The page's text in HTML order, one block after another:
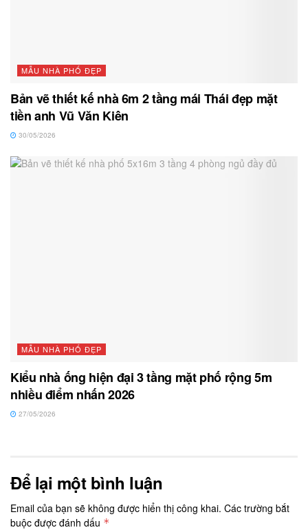
MẪU NHÀ PHỐ ĐẸP
Bản vẽ thiết kế nhà 6m 2 tầng mái Thái đẹp mặt
tiền anh Vũ Văn Kiên
30/05/2026
MẪU NHÀ PHỐ ĐẸP
Kiểu nhà ống hiện đại 3 tầng mặt phố rộng 5m
nhiều điểm nhấn 2026
27/05/2026
Để lại một bình luận
Email của bạn sẽ không được hiển thị công khai. Các trường bắt
buộc được đánh dấu *